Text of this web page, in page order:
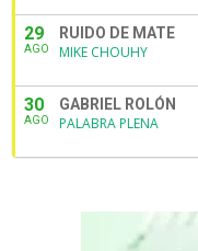
29
AGO
RUIDO DE MATE
MIKE CHOUHY
30
AGO
GABRIEL ROLÓN
PALABRA PLENA